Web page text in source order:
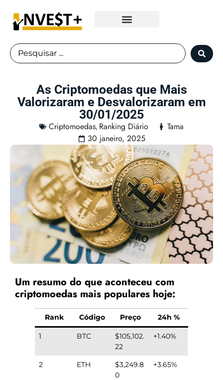
As Criptomoedas que Mais
Valorizaram e Desvalorizaram em
30/01/2025
Criptomoedas, Ranking Diário
Tama
30 janeiro, 2025
Um resumo do que aconteceu com
criptomoedas mais populares hoje:
Rank Código Preço 24h %
1 BTC
$105,102.
22
+1.40%
2 ETH
$3,249.8
0
+3.65%